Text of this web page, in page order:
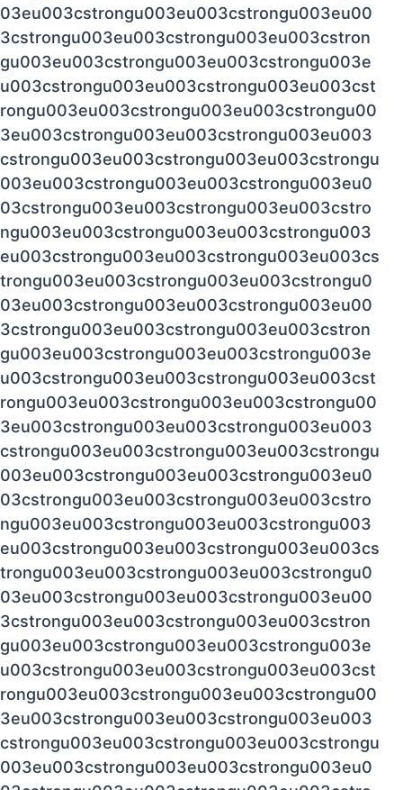
03eu003cstrongu003eu003cstrongu003eu00
3cstrongu003eu003cstrongu003eu003cstron
gu003eu003cstrongu003eu003cstrongu003e
u003cstrongu003eu003cstrongu003eu003cst
rongu003eu003cstrongu003eu003cstrongu00
3eu003cstrongu003eu003cstrongu003eu003
cstrongu003eu003cstrongu003eu003cstrongu
003eu003cstrongu003eu003cstrongu003eu0
03cstrongu003eu003cstrongu003eu003cstro
ngu003eu003cstrongu003eu003cstrongu003
eu003cstrongu003eu003cstrongu003eu003cs
trongu003eu003cstrongu003eu003cstrongu0
03eu003cstrongu003eu003cstrongu003eu00
3cstrongu003eu003cstrongu003eu003cstron
gu003eu003cstrongu003eu003cstrongu003e
u003cstrongu003eu003cstrongu003eu003cst
rongu003eu003cstrongu003eu003cstrongu00
3eu003cstrongu003eu003cstrongu003eu003
cstrongu003eu003cstrongu003eu003cstrongu
003eu003cstrongu003eu003cstrongu003eu0
03cstrongu003eu003cstrongu003eu003cstro
ngu003eu003cstrongu003eu003cstrongu003
eu003cstrongu003eu003cstrongu003eu003cs
trongu003eu003cstrongu003eu003cstrongu0
03eu003cstrongu003eu003cstrongu003eu00
3cstrongu003eu003cstrongu003eu003cstron
gu003eu003cstrongu003eu003cstrongu003e
u003cstrongu003eu003cstrongu003eu003cst
rongu003eu003cstrongu003eu003cstrongu00
3eu003cstrongu003eu003cstrongu003eu003
cstrongu003eu003cstrongu003eu003cstrongu
003eu003cstrongu003eu003cstrongu003eu0